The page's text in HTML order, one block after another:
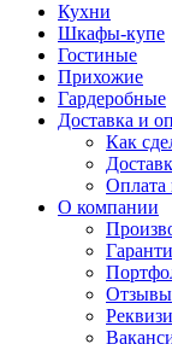
Кухни
Шкафы-купе
Гостиные
Прихожие
Гардеробные
Доставка и
Как
Оплата
О компании
Отзывы